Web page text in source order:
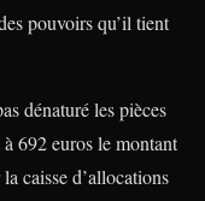
pouvoirs qu’il tient
dénaturé les pièces
692 euros le montant
caisse d’allocations